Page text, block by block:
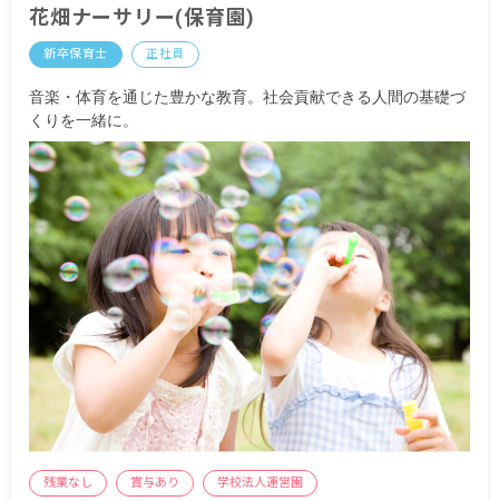
昇給あり
花畑ナーサリー(保育園)
新卒保育士 正社員
音楽・体育を通じた豊かな教育。社会貢献できる人間の基礎づ
くりを一緒に。
残業なし 賞与あり 学校法人運営園